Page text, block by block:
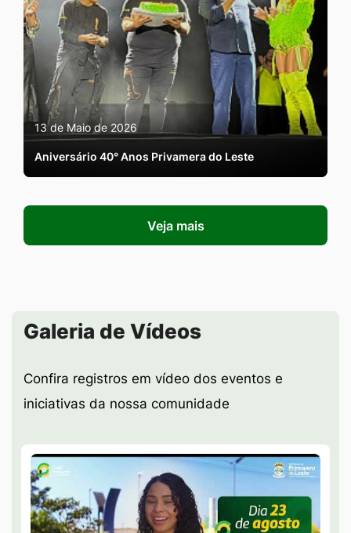
13 de Maio de 2026
Aniversário 40° Anos Privamera do Leste
Veja mais
Seção Galeria de Vídeos
Galeria de Vídeos
Confira registros em vídeo dos eventos e
iniciativas da nossa comunidade